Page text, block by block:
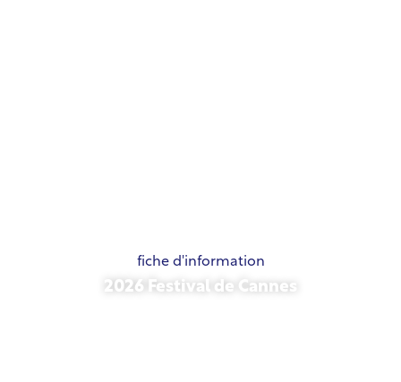
fiche d'information
2026 Festival de Cannes